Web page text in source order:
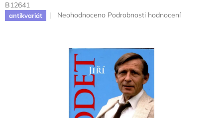
B12641
antikvariát
Průměrné
hvězdiček.
Neohodnoceno Podrobnosti hodnocení